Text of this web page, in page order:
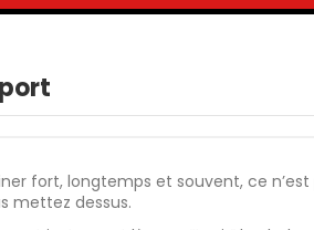
fort, longtemps et souvent, ce
mettez dessus.